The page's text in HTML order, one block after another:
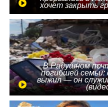
хочет закрыть
В Радушном
погибшей
выжил — он